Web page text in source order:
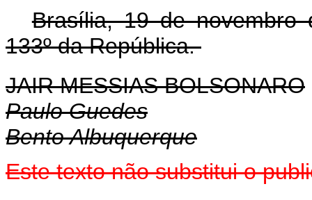
Brasília, 19 de novembro
133º da República.
JAIR MESSIAS BOLSONARO
Paulo Guedes
Bento Albuquerque
Este texto não substitui o